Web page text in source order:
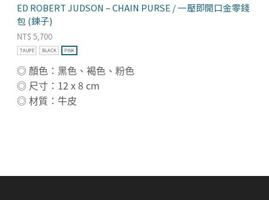
ED ROBERT JUDSON – CHAIN PURSE / 一壓即開口金零錢
包 (鍊子)
NT$5,700
TAUPE BLACK PINK
◎ 顏色：黑色、褐色、粉色
◎ 尺寸：12 x 8 cm
◎ 材質：牛皮